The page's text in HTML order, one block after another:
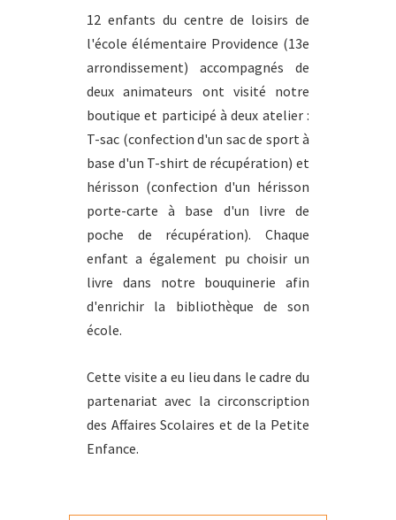
12 enfants du centre de loisirs de
l'école élémentaire Providence (13e
arrondissement) accompagnés de
deux animateurs ont visité notre
boutique et participé à deux atelier :
T-sac (confection d'un sac de sport à
base d'un T-shirt de récupération) et
hérisson (confection d'un hérisson
porte-carte à base d'un livre de
poche de récupération). Chaque
enfant a également pu choisir un
livre dans notre bouquinerie afin
d'enrichir la bibliothèque de son
école.
Cette visite a eu lieu dans le cadre du
partenariat avec la circonscription
des Affaires Scolaires et de la Petite
Enfance.